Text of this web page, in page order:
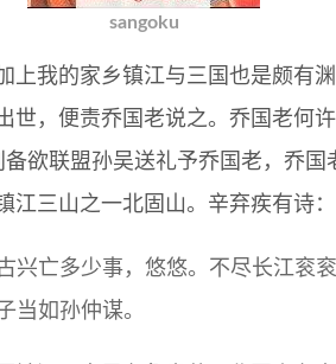
sangoku
上我的家乡镇江与三国也是颇有
世，便责乔国老说之。乔国老何
欲联盟孙吴送礼予乔国老，乔国
三山之一北固山。辛弃疾有诗：
兴亡多少事，悠悠。不尽长江衮
当如孙仲谋。